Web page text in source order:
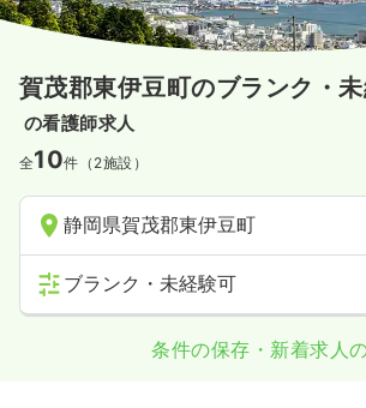
賀茂郡東伊豆町のブランク・
の看護師求人
全10件（2施設）
静岡県賀茂郡東伊豆町
ブランク・未経験可
条件の保存・新着求人